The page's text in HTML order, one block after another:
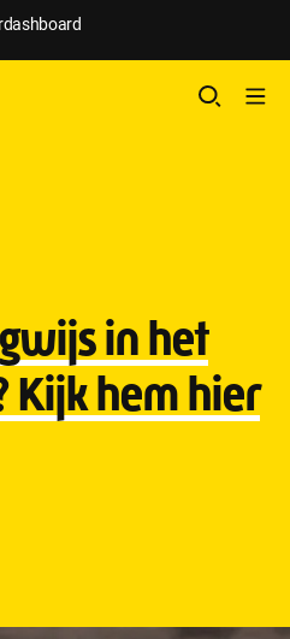
in het
Kijk hem hier